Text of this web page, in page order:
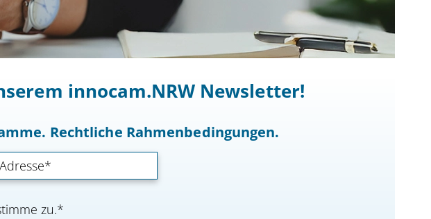
innocam.NRW Newsletter!
Rechtliche Rahmenbedingungen.
zu.*